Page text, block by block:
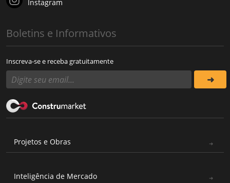
Instagram
Boletins e Informativos
Inscreva-se e receba gratuitamente
Projetos e Obras
Inteligência de Mercado